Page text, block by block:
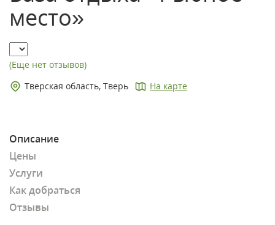
место»
(Еще нет отзывов)
Тверская область, Тверь
На карте
Описание
Цены
Услуги
Как добраться
Отзывы